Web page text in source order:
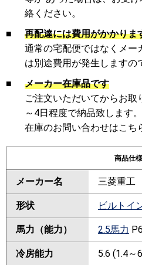
絡ください。
■
再配達には費用がかかりま
通常の宅配便ではなくメー
は別途費用が発生しますの
■
メーカー在庫品です
ご注文いただいてからお取
～4日程度で納品致します
在庫のお問い合わせはこち
商品仕様
メーカー名 三菱重工
形状 ビルトイ
馬力（能力） 2.5馬力
冷房能力 5.6 (1.4～